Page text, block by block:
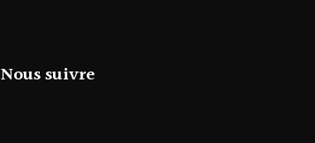
Nous suivre